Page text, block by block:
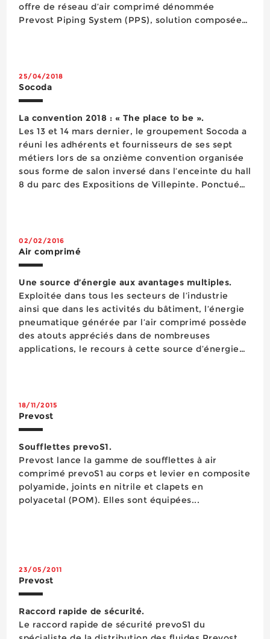
offre de réseau d’air comprimé dénommée
Prevost Piping System (PPS), solution composée
25/04/2018
Socoda
La convention 2018 : « The place to be ».
Les 13 et 14 mars dernier, le groupement Socoda a
réuni les adhérents et fournisseurs de ses sept
métiers lors de sa onzième convention organisée
sous forme de salon inversé dans l’enceinte du hall
8 du parc des Expositions de Villepinte. Ponctué
02/02/2016
Air comprimé
Une source d’énergie aux avantages multiples.
Exploitée dans tous les secteurs de l’industrie
ainsi que dans les activités du bâtiment, l’énergie
pneumatique générée par l’air comprimé possède
des atouts appréciés dans de nombreuses
applications, le recours à cette source d’énergie
18/11/2015
Prevost
Soufflettes prevoS1.
Prevost lance la gamme de soufflettes à air
comprimé prevoS1 au corps et levier en composite
polyamide, joints en nitrile et clapets en
polyacetal (POM). Elles sont équipées...
23/05/2011
Prevost
Raccord rapide de sécurité.
Le raccord rapide de sécurité prevoS1 du